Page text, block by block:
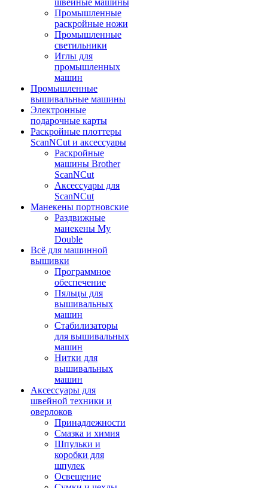
швейные машины
Промышленные
раскройные ножи
Промышленные
светильники
Иглы для
промышленных
машин
Промышленные
вышивальные машины
Электронные
подарочные карты
Раскройные плоттеры
ScanNCut и аксессуары
Раскройные
машины Brother
ScanNCut
Аксессуары для
ScanNCut
Манекены портновские
Раздвижные
манекены My
Double
Всё для машинной
вышивки
Программное
обеспечение
Пяльцы для
вышивальных
машин
Стабилизаторы
для вышивальных
машин
Нитки для
вышивальных
машин
Аксессуары для
швейной техники и
оверлоков
Принадлежности
Смазка и химия
Шпульки и
коробки для
шпулек
Освещение